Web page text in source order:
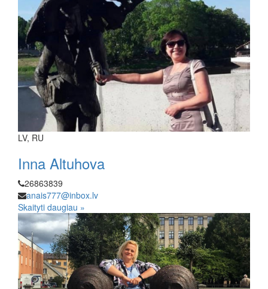
LV, RU
Inna Altuhova
26863839
anais777@inbox.lv
Skaityti daugiau »